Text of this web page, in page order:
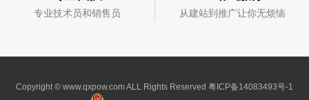
专业技术员和销售员 从建站到推广让你无烦恼
Copyright © www.qxpow.com ALL Rights Reserved 粤ICP备14083493号-1